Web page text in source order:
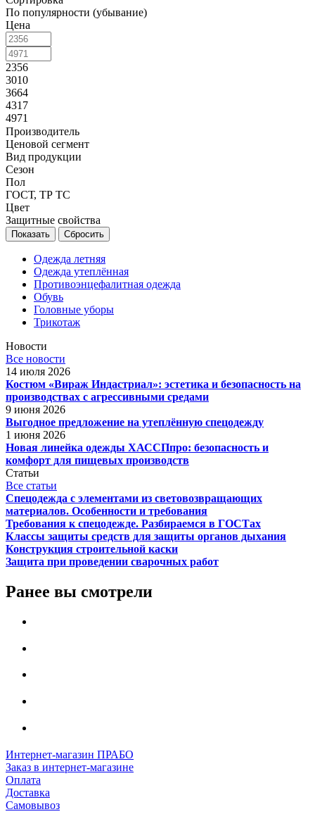
По популярности (убывание)
Цена
2356
3010
3664
4317
4971
Производитель
Ценовой сегмент
Вид продукции
Сезон
Пол
ГОСТ, ТР ТС
Цвет
Защитные свойства
Сбросить
Одежда летняя
Одежда утеплённая
Противоэнцефалитная одежда
Обувь
Головные уборы
Трикотаж
Новости
Все новости
14 июля 2026
Костюм «Вираж Индастриал»: эстетика и безопасность на
производствах с агрессивными средами
9 июня 2026
Выгодное предложение на утеплённую спецодежду
1 июня 2026
Новая линейка одежды ХАССПпро: безопасность и
комфорт для пищевых производств
Статьи
Все статьи
Спецодежда с элементами из световозвращающих
материалов. Особенности и требования
Требования к спецодежде. Разбираемся в ГОСТах
Классы защиты средств для защиты органов дыхания
Конструкция строительной каски
Защита при проведении сварочных работ
Ранее вы смотрели
Интернет-магазин ПРАБО
Заказ в интернет-магазине
Оплата
Доставка
Самовывоз